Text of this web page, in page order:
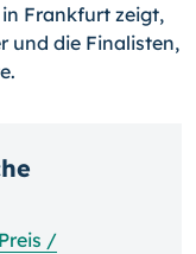
in Frankfurt zeigt,
und die Finalisten,
/